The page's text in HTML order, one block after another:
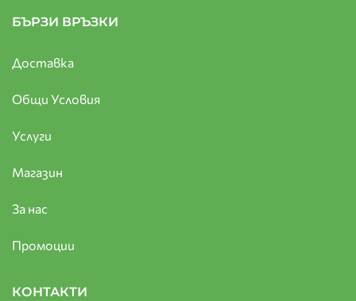
БЪРЗИ ВРЪЗКИ
Доставка
Общи Условия
Услуги
Магазин
За нас
Промоции
КОНТАКТИ